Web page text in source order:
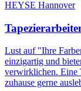
Lust auf "Ihre
einzigartig und
verwirklichen. Eine
zuhause gerne